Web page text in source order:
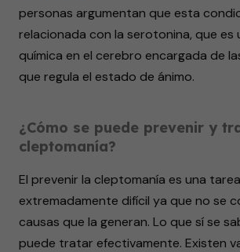
personas argumentan que esta
relacionada con la serotonina, que es
química en el cerebro encargada de
que regula el estado de ánimo.
¿Cómo se puede prevenir y
cleptomanía?
El prevenir la cleptomanía es una tarea
extremadamente difícil ya que no se
causas que la generan. Lo que sí se
puede tratar efectivamente. Existen